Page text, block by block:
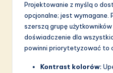
Projektowanie z myślą o
opcjonalne; jest wymagane.
szerszą grupę
doświadczenie dla
powinni priorytetyzować to
Kontrast kolorów: